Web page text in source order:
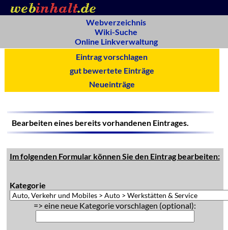
Webverzeichnis
Wiki-Suche
Online Linkverwaltung
Eintrag vorschlagen
gut bewertete Einträge
Neueinträge
Bearbeiten eines bereits vorhandenen Eintrages.
Im folgenden Formular können Sie den Eintrag bearbeiten:
Kategorie
=> eine neue Kategorie vorschlagen (optional):